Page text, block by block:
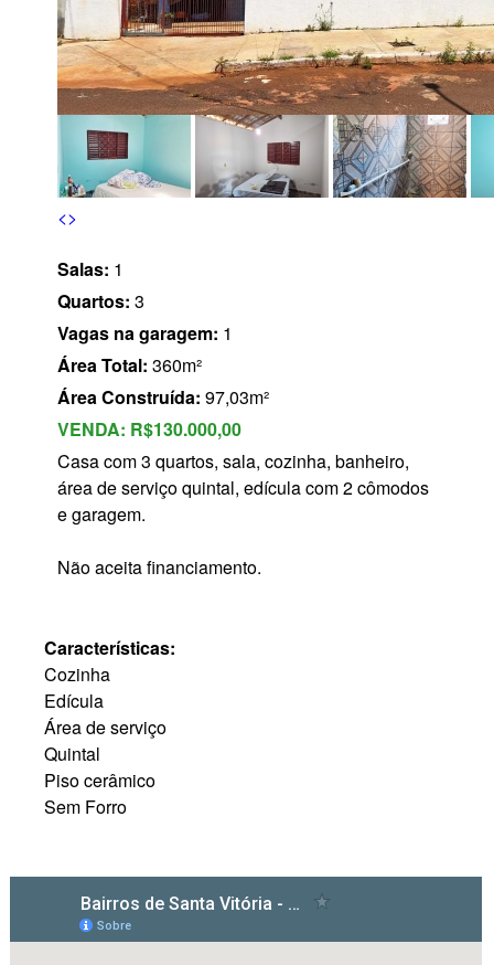
<>
Salas: 1
Quartos: 3
Vagas na garagem: 1
Área Total: 360m²
Área Construída: 97,03m²
VENDA: R$130.000,00
Casa com 3 quartos, sala, cozinha, banheiro,
área de serviço quintal, edícula com 2 cômodos
e garagem.
Não aceita financiamento.
Características:
Cozinha
Edícula
Área de serviço
Quintal
Piso cerâmico
Sem Forro